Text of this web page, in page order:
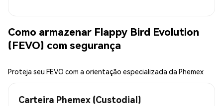
Como armazenar Flappy Bird Evolution
(FEVO) com segurança
Proteja seu FEVO com a orientação especializada da Phemex
Carteira Phemex (Custodial)